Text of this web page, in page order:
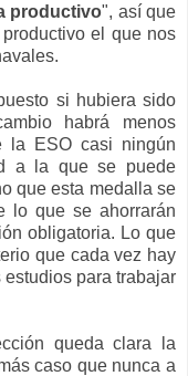
productivo", así que
el que nos
si hubiera sido
habrá menos
la ESO casi ningún
a la que se puede
que esta medalla se
lo que se ahorrarán
obligatoria. Lo que
que cada vez hay
para trabajar
queda clara la
caso que nunca a